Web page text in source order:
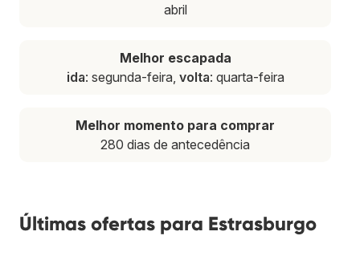
abril
Melhor escapada
ida: segunda-feira, volta: quarta-feira
Melhor momento para comprar
280 dias de antecedência
Últimas ofertas para Estrasburgo